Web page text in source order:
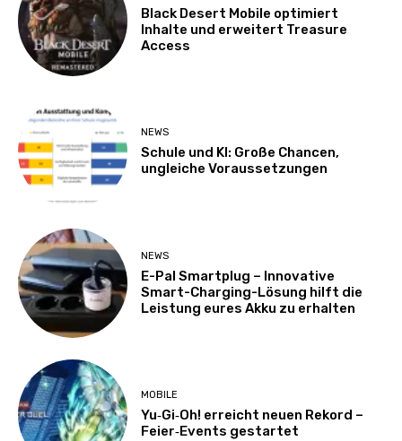
Black Desert Mobile optimiert
Inhalte und erweitert Treasure
Access
NEWS
Schule und KI: Große Chancen,
ungleiche Voraussetzungen
NEWS
E-Pal Smartplug – Innovative
Smart-Charging-Lösung hilft die
Leistung eures Akku zu erhalten
MOBILE
Yu‑Gi‑Oh! erreicht neuen Rekord –
Feier‑Events gestartet